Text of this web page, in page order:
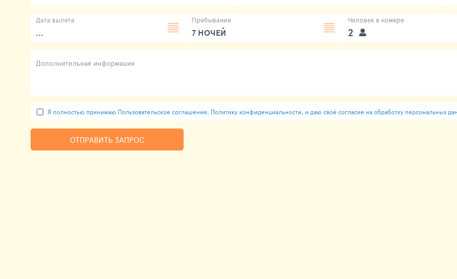
Дата вылета
...
Пребывание
7 НОЧЕЙ
Человек в номере
2
Дополнительная информация
Я полностью принимаю Пользовательское соглашение, Политику конфиденциальности, и даю своё согласие на обработку персональных
ОТПРАВИТЬ ЗАПРОС